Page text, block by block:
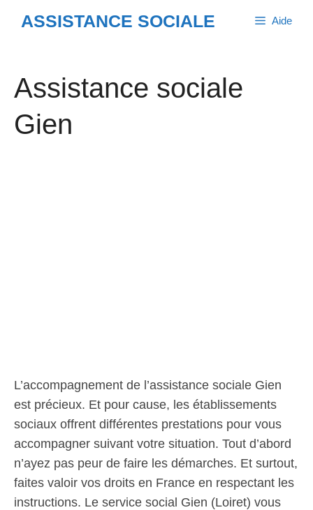
ASSISTANCE SOCIALE Aide
Assistance sociale
Gien
L’accompagnement de l’assistance sociale Gien
est précieux. Et pour cause, les établissements
sociaux offrent différentes prestations pour vous
accompagner suivant votre situation. Tout d’abord
n’ayez pas peur de faire les démarches. Et surtout,
faites valoir vos droits en France en respectant les
instructions. Le service social Gien (Loiret) vous